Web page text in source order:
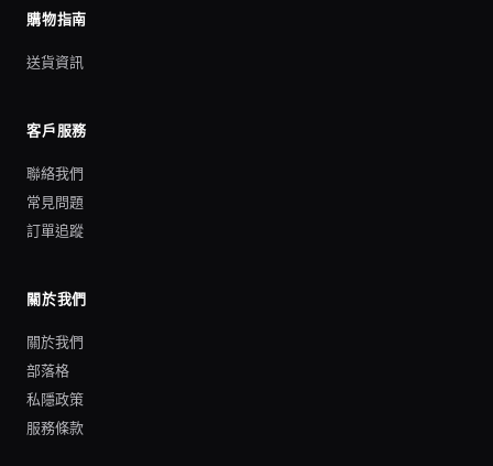
購物指南
送貨資訊
客戶服務
聯絡我們
常見問題
訂單追蹤
關於我們
關於我們
部落格
私隱政策
服務條款